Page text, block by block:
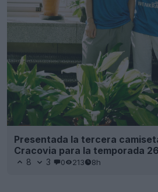
Presentada la tercera
Cracovia para la temporada
8 3 0 213 8h